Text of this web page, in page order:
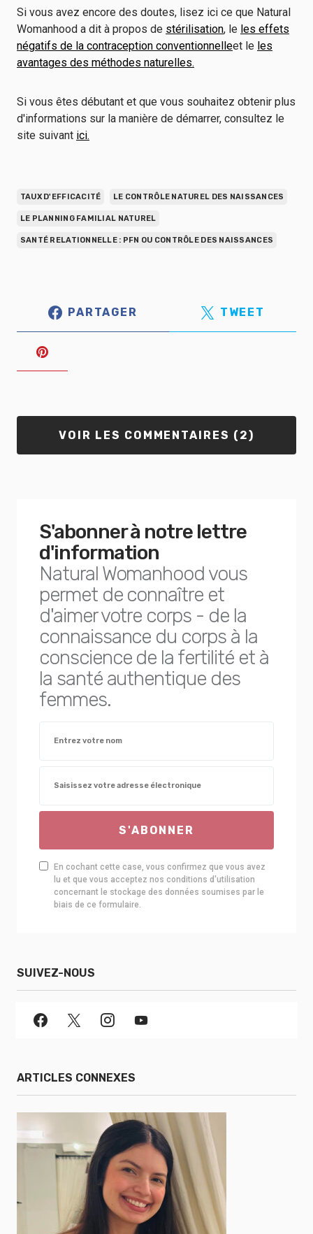
Si vous avez encore des doutes, lisez ici ce que Natural
Womanhood a dit à propos de stérilisation, le les effets
négatifs de la contraception conventionnelleet le les
avantages des méthodes naturelles.
Si vous êtes débutant et que vous souhaitez obtenir plus
d'informations sur la manière de démarrer, consultez le
site suivant ici.
TAUX D'EFFICACITÉ LE CONTRÔLE NATUREL DES NAISSANCES
LE PLANNING FAMILIAL NATUREL
SANTÉ RELATIONNELLE : PFN OU CONTRÔLE DES NAISSANCES
PARTAGER TWEET
VOIR LES COMMENTAIRES (2)
S'abonner à notre lettre
d'information
Natural Womanhood vous
permet de connaître et
d'aimer votre corps - de la
connaissance du corps à la
conscience de la fertilité et à
la santé authentique des
femmes.
S'ABONNER
En cochant cette case, vous confirmez que vous avez
lu et que vous acceptez nos conditions d'utilisation
concernant le stockage des données soumises par le
biais de ce formulaire.
SUIVEZ-NOUS
ARTICLES CONNEXES